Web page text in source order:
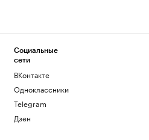
Социальные
сети
ВКонтакте
Одноклассники
Telegram
Дзен